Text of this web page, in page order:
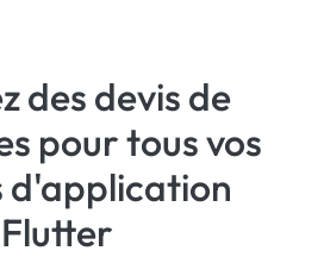
des devis de
pour tous vos
d'application
Flutter